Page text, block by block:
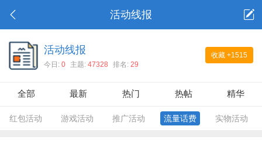
活动线报
收藏 +1515
活动线报
今日: 0 主题: 47328 排名: 29
全部 最新 热门 热帖 精华
红包活动 游戏活动 推广活动 流量话费 实物活动